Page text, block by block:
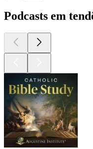
Podcasts em